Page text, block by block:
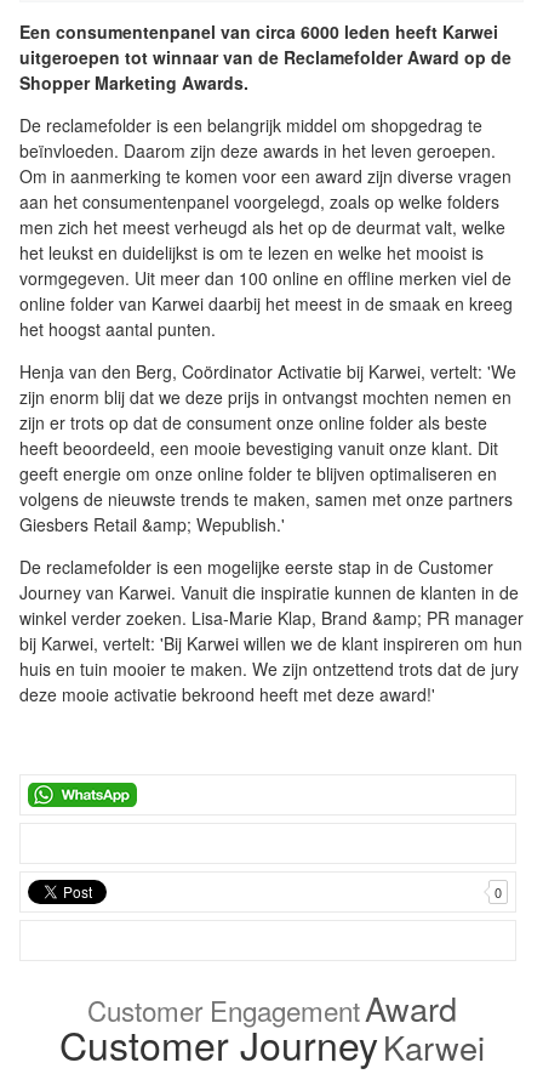
Een consumentenpanel van circa 6000 leden heeft Karwei
uitgeroepen tot winnaar van de Reclamefolder Award op de
Shopper Marketing Awards.
De reclamefolder is een belangrijk middel om shopgedrag te
beïnvloeden. Daarom zijn deze awards in het leven geroepen.
Om in aanmerking te komen voor een award zijn diverse vragen
aan het consumentenpanel voorgelegd, zoals op welke folders
men zich het meest verheugd als het op de deurmat valt, welke
het leukst en duidelijkst is om te lezen en welke het mooist is
vormgegeven. Uit meer dan 100 online en offline merken viel de
online folder van Karwei daarbij het meest in de smaak en kreeg
het hoogst aantal punten.
Henja van den Berg, Coördinator Activatie bij Karwei, vertelt: 'We
zijn enorm blij dat we deze prijs in ontvangst mochten nemen en
zijn er trots op dat de consument onze online folder als beste
heeft beoordeeld, een mooie bevestiging vanuit onze klant. Dit
geeft energie om onze online folder te blijven optimaliseren en
volgens de nieuwste trends te maken, samen met onze partners
Giesbers Retail &amp; Wepublish.'
De reclamefolder is een mogelijke eerste stap in de Customer
Journey van Karwei. Vanuit die inspiratie kunnen de klanten in de
winkel verder zoeken. Lisa-Marie Klap, Brand &amp; PR manager
bij Karwei, vertelt: 'Bij Karwei willen we de klant inspireren om hun
huis en tuin mooier te maken. We zijn ontzettend trots dat de jury
deze mooie activatie bekroond heeft met deze award!'
0
Customer EngagementAward
Customer JourneyKarwei